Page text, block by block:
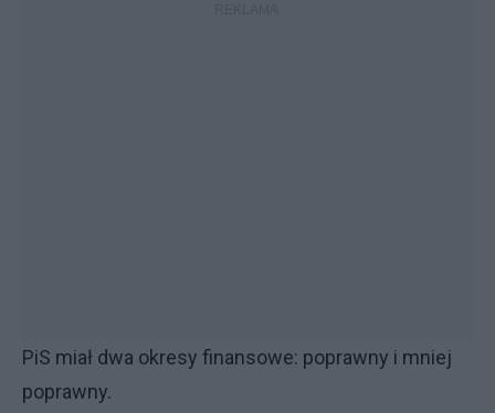
PiS miał dwa okresy finansowe: poprawny i mniej
poprawny.